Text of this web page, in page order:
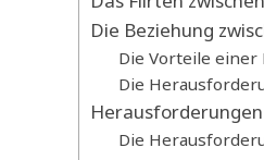
Die Beziehung
Die Vorteile einer
Die
Die